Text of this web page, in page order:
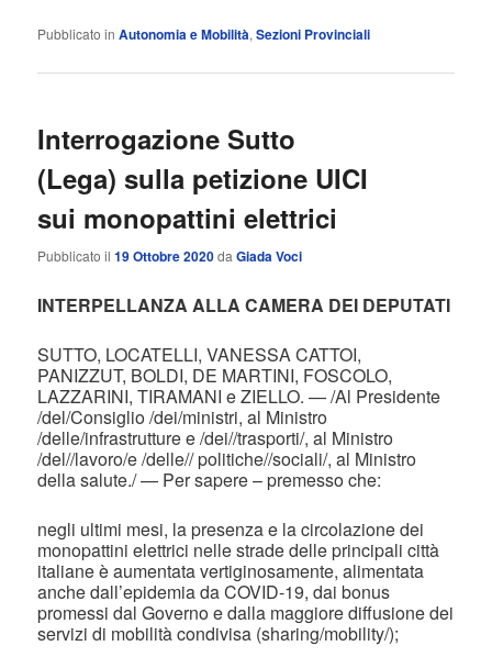
Pubblicato in Autonomia e Mobilità,Sezioni Provinciali
Interrogazione Sutto
(Lega) sulla petizione UICI
sui monopattini elettrici
Pubblicato il19 Ottobre 2020daGiada Voci
INTERPELLANZA ALLA CAMERA DEI DEPUTATI
SUTTO, LOCATELLI, VANESSA CATTOI,
PANIZZUT, BOLDI, DE MARTINI, FOSCOLO,
LAZZARINI, TIRAMANI e ZIELLO. — /Al Presidente
/del/Consiglio /dei/ministri, al Ministro
/delle/infrastrutture e /dei//trasporti/, al Ministro
/del//lavoro/e /delle// politiche//sociali/, al Ministro
della salute./ — Per sapere – premesso che:
negli ultimi mesi, la presenza e la circolazione dei
monopattini elettrici nelle strade delle principali città
italiane è aumentata vertiginosamente, alimentata
anche dall’epidemia da COVID-19, dai bonus
promessi dal Governo e dalla maggiore diffusione dei
servizi di mobilità condivisa (sharing/mobility/);